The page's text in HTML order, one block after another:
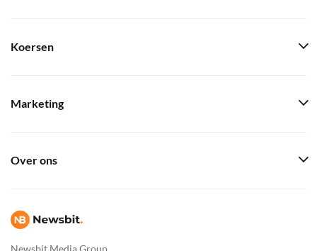
Newsbit Media Group
Koersen
Marketing
Over ons